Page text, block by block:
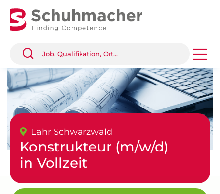
Lahr Schwarzwald
Konstrukteur (m/w/d)
in Vollzeit